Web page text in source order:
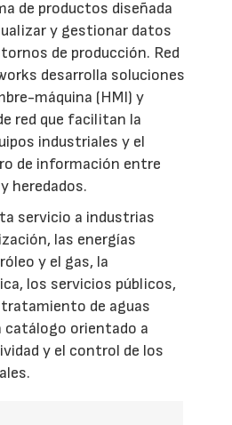
de productos diseñada
y gestionar datos
de producción. Red
desarrolla soluciones
máquina (HMI) y
red que facilitan la
industriales y el
de información entre
heredados.
servicio a industrias
las energías
y el gas, la
los servicios públicos,
de aguas
catálogo orientado a
y el control de los